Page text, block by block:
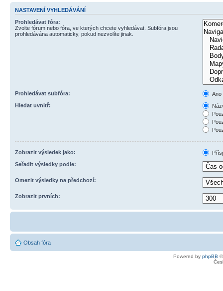
NASTAVENÍ VYHLEDÁVÁNÍ
Prohledávat fóra:
Zvolte fórum nebo fóra, ve kterých chcete vyhledávat. Subfóra jsou
prohledávána automaticky, pokud nezvolíte jinak.
Prohledávat subfóra:
Ano
Hledat uvnitř:
Zobrazit výsledek jako:
Seřadit výsledky podle:
Omezit výsledky na předchozí:
Zobrazit prvních:
Obsah fóra
Powered by phpBB